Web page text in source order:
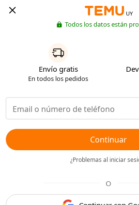
UY
Todos los datos están
Envío gratis
En todos los pedidos
Continuar
¿Problemas al iniciar
O